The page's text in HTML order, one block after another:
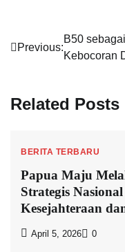
Navigasi
Previous:
B50
Kebocoran
Related Posts
BERITA TERBARU
Papua Maju
Strategis
Kesejahteraan
April 5, 2026 0